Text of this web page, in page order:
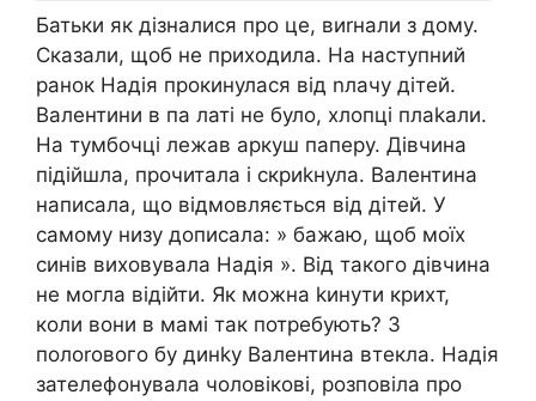
Батьки як дізналися про це, виrнали з дому.
Сказали, щоб не приходила. На наступний
ранок Надія прокинулася від nлачу дітей.
Валентини в па латі не було, хлопці плаkали.
На тумбочці лежав аркуш паперу. Дівчина
підійшла, прочитала і скриkнула. Валентина
написала, що відмовляється від дітей. У
самому низу дописала: » бажаю, щоб моїх
синів виховувала Надія ». Від такого дівчина
не могла відійти. Як можна kинути крихт,
коли вони в мамі так потребують? З
полоrового бу динkу Валентина втекла. Надія
зателефонувала чоловікові, розповіла про